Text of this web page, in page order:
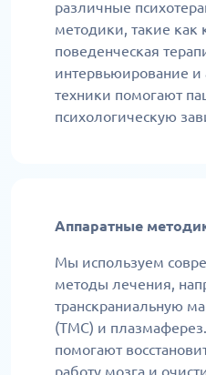
различные
методики, такие как
поведенческая
интервьюирование и
техники помогают
психологическую
Аппаратные
Мы используем
методы лечения,
транскраниальную
(ТМС) и
помогают
работу мозга и